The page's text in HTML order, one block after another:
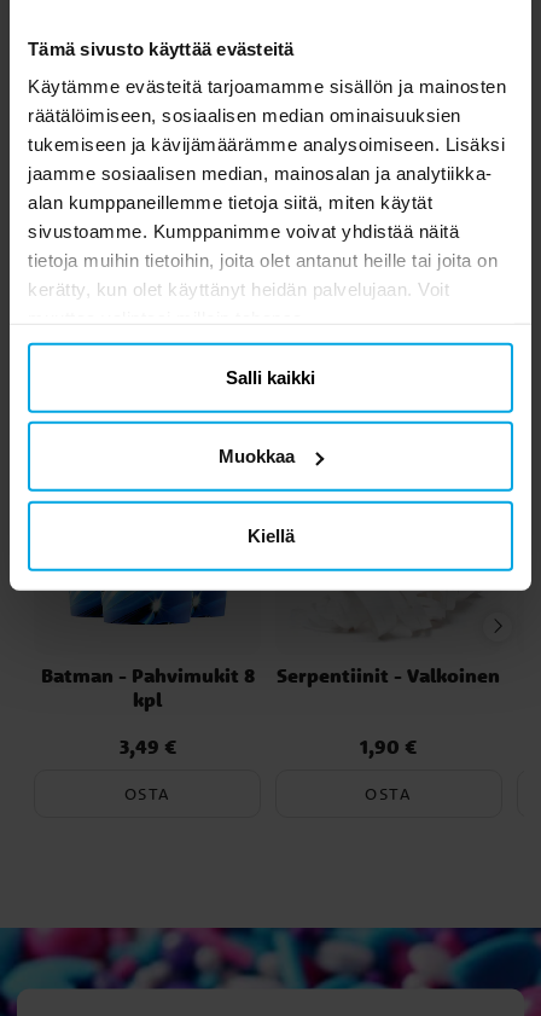
Tämä sivusto käyttää evästeitä
Käytämme evästeitä tarjoamamme sisällön ja mainosten
räätälöimiseen, sosiaalisen median ominaisuuksien
tukemiseen ja kävijämäärämme analysoimiseen. Lisäksi
jaamme sosiaalisen median, mainosalan ja analytiikka-
alan kumppaneillemme tietoja siitä, miten käytät
sivustoamme. Kumppanimme voivat yhdistää näitä
tietoja muihin tietoihin, joita olet antanut heille tai joita on
kerätty, kun olet käyttänyt heidän palvelujaan. Voit
Salli kaikki
Muokkaa
Kiellä
Back to the 80's -
Lautaset 10-pakkaus
3,79 €
3,79 €
OSTA
Disco - Lautaset, 18 cm
6 kpl
Hinta :2,89 €
2,89 €
OSTA
Toiset asiakkaat ostivat myös
Batman - Pahvimukit 8
kpl
Hinta:3,49 €
3,49 €
OSTA
Serpentiinit - Valkoinen
Hinta:1,90 €
1,90 €
OSTA